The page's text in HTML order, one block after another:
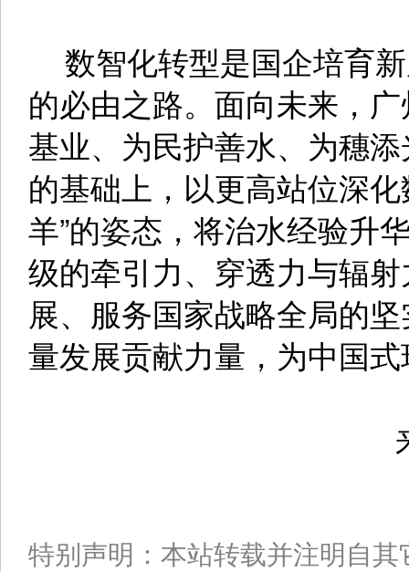
数智化转型是国企培育
的必由之路。面向未来，
基业、为民护善水、为穗
的基础上，以更高站位深
羊”的姿态，将治水经验升
级的牵引力、穿透力与辐
展、服务国家战略全局的
量发展贡献力量，为中国
特别声明：本站转载并注明自